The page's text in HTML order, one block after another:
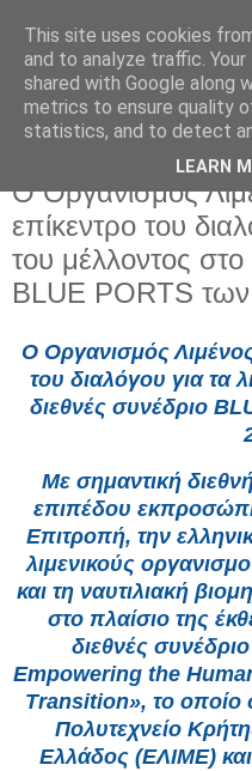
Παρασκευή 5 Ιουνίου
Ο Οργανισμός
επίκεντρο του
του μέλλοντος στο
BLUE PORTS
Ο Οργανισμός
του διαλόγου για τα
διεθνές συνέδριο
Με σημαντική
επιπέδου
Επιτροπή, την
λιμενικούς
και τη ναυτιλιακή
στο πλαίσιο της
διεθνές
Empowering the
Transition», το οποίο
Πολυτεχνείο
Ελλάδος (ΕΛΙΜΕ)
This site uses cookies
and to analyze traffic.
shared with Google along
metrics to ensure quality
statistics, and to detect
LEARN